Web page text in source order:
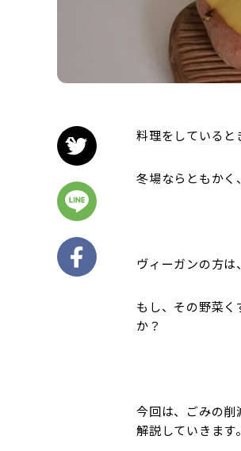
料理をしていると
冬場ならともかく
ヴィーガンの方は
もし、その野菜
か？
今回は、ごみの削
解説していきます。